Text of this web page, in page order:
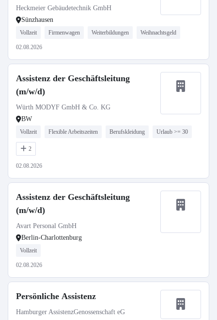
Heckmeier Gebäudetechnik GmbH
Sünzhausen
Vollzeit Firmenwagen Weiterbildungen Weihnachtsgeld
02.08.2026
Assistenz der Geschäftsleitung
(m/w/d)
Würth MODYF GmbH & Co. KG
BW
Vollzeit Flexible Arbeitszeiten Berufskleidung Urlaub >= 30
2
02.08.2026
Assistenz der Geschäftsleitung
(m/w/d)
Avart Personal GmbH
Berlin-Charlottenburg
Vollzeit
02.08.2026
Persönliche Assistenz
Hamburger AssistenzGenossenschaft eG